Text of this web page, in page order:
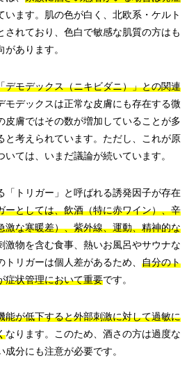
います。肌の色が白く、北欧系・ケルト
されており、色白で敏感な肌質の方はも
あります。
デモデックス（ニキビダニ）」との関連
モデックスは正常な皮膚にも存在する微
皮膚ではその数が増加していることが多
と考えられています。ただし、これが原
ては、いまだ議論が続いています。
「トリガー」と呼ばれる誘発因子が存在
ーとしては、飲酒（特に赤ワイン）、辛
激な寒暖差）、紫外線、運動、精神的な
激物を含む食事、熱いお風呂やサウナな
リガーは個人差があるため、 自分のト
症状管理において重要です。
能が低下すると外部刺激に対して過敏に
なります。このため、酒さの方は過度な
分にも注意が必要です。